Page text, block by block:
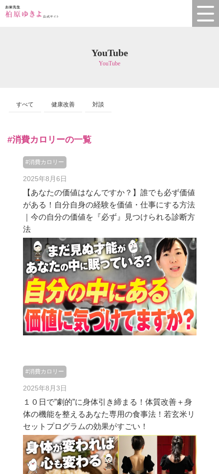
YouTube
YouTube
すべて 健康改善 対談
#消費カロリーの一覧
#消費カロリー
2025年8月6日
【あなたの価値はなんですか？】誰でも必ず価値
がある！自分自身の経験を価値・仕事にする方法
｜今の自分の価値を『必ず』見つけられる診断方
法
#消費カロリー
2025年8月3日
１０日で”劇的”に身体引き締まる！体質改善＋身
体の機能を整えるあなた専用の食事法！若玄米リ
セットプログラムの効果がすごい！